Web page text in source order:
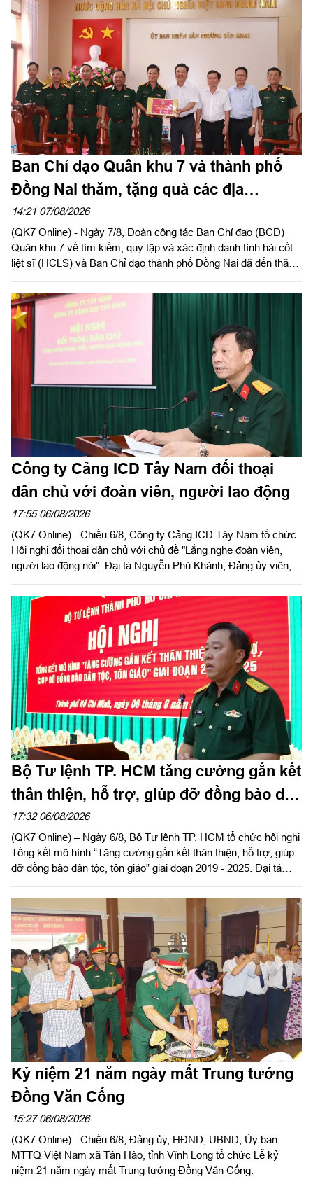
Ban Chỉ đạo Quân khu 7 và thành phố
Đồng Nai thăm, tặng quà các địa
phương hỗ trợ tìm kiếm, quy tập hài cốt
liệt sĩ
14:21 07/08/2026
(QK7 Online) - Ngày 7/8, Đoàn công tác Ban Chỉ đạo (BCĐ)
Quân khu 7 về tìm kiếm, quy tập và xác định danh tính hài cốt
liệt sĩ (HCLS) và Ban Chỉ đạo thành phố Đồng Nai đã đến thăm,
và chùa Tân Minh (phường Bình Long), thành phố Đồng Nai -
các địa phương, cơ sở đã hỗ trợ, đồng hành trong hoạt động
quy tập, tìm kiếm HCLS, cầu siêu các anh hùng liệt sĩ tại xã
Minh Đức. Thiếu tướng Trần Chí Tâm, Ủy viên Thường vụ
Đảng ủy, Phó Chính ủy Quân khu, Trưởng BCĐ Quân khu làm
Công ty Cảng ICD Tây Nam đối thoại
dân chủ với đoàn viên, người lao động
17:55 06/08/2026
(QK7 Online) - Chiều 6/8, Công ty Cảng ICD Tây Nam tổ chức
Hội nghị đối thoại dân chủ với chủ đề "Lắng nghe đoàn viên,
người lao động nói". Đại tá Nguyễn Phú Khánh, Đảng ủy viên,
Thượng tá Nguyễn Ngọc Khánh, Giám đốc Công ty Cảng ICD
Tây Nam chủ trì hội nghị. Dự hội nghị có Đại tá Phạm Thị Thu
Hương, Trưởng phòng Công tác quần chúng, Cục Chính trị
Quân khu 7; Đại tá Trần Thị Mỹ Châu, Phó Tổng giám đốc
Công ty Tây Nam cùng đông đảo cán bộ, đoàn viên, người lao
động Công ty Cảng ICD Tây Nam.
Bộ Tư lệnh TP. HCM tăng cường gắn kết
thân thiện, hỗ trợ, giúp đỡ đồng bào dân
tộc, tôn giáo
17:32 06/08/2026
(QK7 Online) – Ngày 6/8, Bộ Tư lệnh TP. HCM tổ chức hội nghị
Tổng kết mô hình “Tăng cường gắn kết thân thiện, hỗ trợ, giúp
đỡ đồng bào dân tộc, tôn giáo” giai đoạn 2019 - 2025. Đại tá
đạo hội nghị.
Kỷ niệm 21 năm ngày mất Trung tướng
Đồng Văn Cống
15:27 06/08/2026
(QK7 Online) - Chiều 6/8, Đảng ủy, HĐND, UBND, Ủy ban
MTTQ Việt Nam xã Tân Hào, tỉnh Vĩnh Long tổ chức Lễ kỷ
niệm 21 năm ngày mất Trung tướng Đồng Văn Cống.